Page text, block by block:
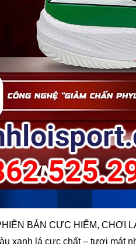
BẢN CỰC HIẾM, CHƠI
xanh lá cực chất – tươi mát